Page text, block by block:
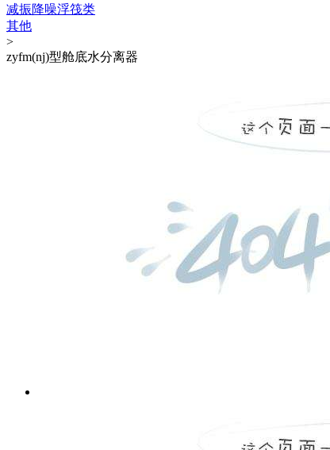
减振降噪浮筏类
其他
>
zyfm(nj)型舱底水分离器